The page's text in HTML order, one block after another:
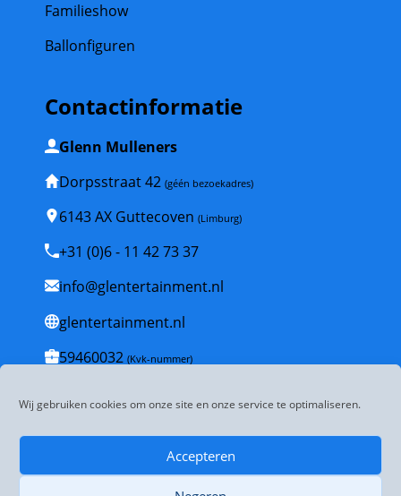
Wij gebruiken cookies om onze site en onze service te optimaliseren.
Accepteren
Contactinformatie
Glenn Mulleners
Dorpsstraat 42 (géén bezoekadres)
6143 AX Guttecoven (Limburg)
+31 (0)6 - 11 42 73 37
info@glentertainment.nl
glentertainment.nl
59460032 (Kvk-nummer)
Familieshow
Ballonfiguren
Algemene voorwaarden